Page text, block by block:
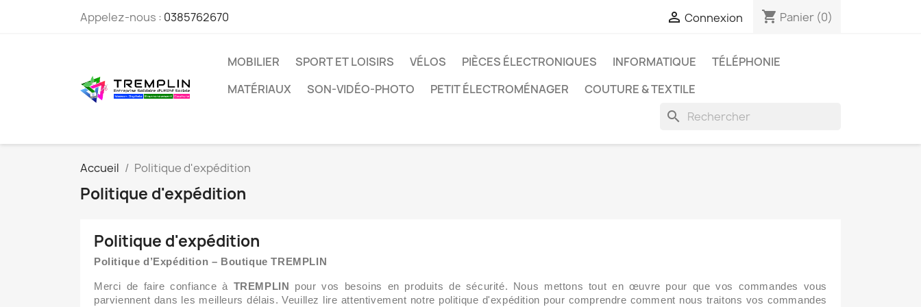
Appelez-nous : 0385762670  Connexion shopping_cart Panier (0)
MOBILIER SPORT ET LOISIRS VÉLOS PIÈCES ÉLECTRONIQUES INFORMATIQUE
TÉLÉPHONIE
MATÉRIAUX
SON-VIDÉO-PHOTO PETIT ÉLECTROMÉNAGER COUTURE & TEXTILE
search
Accueil Politique d'expédition
Politique d'expédition
Politique d'expédition
Politique d’Expédition – Boutique TREMPLIN
Merci de faire confiance à TREMPLIN pour vos besoins en produits de sécurité. Nous mettons tout en œuvre pour que vos commandes vous
parviennent dans les meilleurs délais. Veuillez lire attentivement notre politique d'expédition pour comprendre comment nous traitons vos commandes